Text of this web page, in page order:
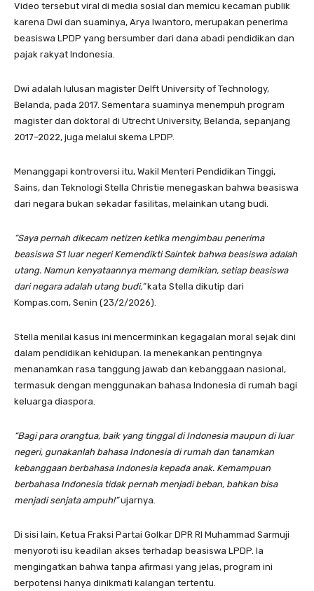
Video tersebut viral di media sosial dan memicu kecaman publik
karena Dwi dan suaminya, Arya Iwantoro, merupakan penerima
beasiswa LPDP yang bersumber dari dana abadi pendidikan dan
pajak rakyat Indonesia.
Dwi adalah lulusan magister Delft University of Technology,
Belanda, pada 2017. Sementara suaminya menempuh program
magister dan doktoral di Utrecht University, Belanda, sepanjang
2017–2022, juga melalui skema LPDP.
Menanggapi kontroversi itu, Wakil Menteri Pendidikan Tinggi,
Sains, dan Teknologi Stella Christie menegaskan bahwa beasiswa
dari negara bukan sekadar fasilitas, melainkan utang budi.
“Saya pernah dikecam netizen ketika mengimbau penerima
beasiswa S1 luar negeri Kemendikti Saintek bahwa beasiswa adalah
utang. Namun kenyataannya memang demikian, setiap beasiswa
dari negara adalah utang budi,”kata Stella dikutip dari
Kompas.com, Senin (23/2/2026).
Stella menilai kasus ini mencerminkan kegagalan moral sejak dini
dalam pendidikan kehidupan. Ia menekankan pentingnya
menanamkan rasa tanggung jawab dan kebanggaan nasional,
termasuk dengan menggunakan bahasa Indonesia di rumah bagi
keluarga diaspora.
“Bagi para orangtua, baik yang tinggal di Indonesia maupun di luar
negeri, gunakanlah bahasa Indonesia di rumah dan tanamkan
kebanggaan berbahasa Indonesia kepada anak. Kemampuan
berbahasa Indonesia tidak pernah menjadi beban, bahkan bisa
menjadi senjata ampuh!”ujarnya.
Di sisi lain, Ketua Fraksi Partai Golkar DPR RI Muhammad Sarmuji
menyoroti isu keadilan akses terhadap beasiswa LPDP. Ia
mengingatkan bahwa tanpa afirmasi yang jelas, program ini
berpotensi hanya dinikmati kalangan tertentu.